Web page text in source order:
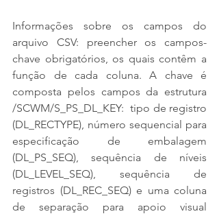
Informações sobre os campos do
arquivo CSV: preencher os campos-
chave obrigatórios, os quais contêm a
função de cada coluna. A chave é
composta pelos campos da estrutura
/SCWM/S_PS_DL_KEY:  tipo de registro
(DL_RECTYPE), número sequencial para
especificação de embalagem
(DL_PS_SEQ), sequência de níveis
(DL_LEVEL_SEQ), sequência de
registros (DL_REC_SEQ) e uma coluna
de separação para apoio visual